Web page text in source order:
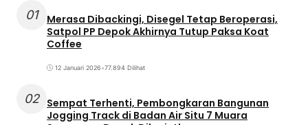
01
Merasa Dibackingi, Disegel Tetap Beroperasi,
Satpol PP Depok Akhirnya Tutup Paksa Koat
Coffee
12 Januari 2026•77.894 Dilihat
02 Sempat Terhenti, Pembongkaran Bangunan
Jogging Track di Badan Air Situ 7 Muara